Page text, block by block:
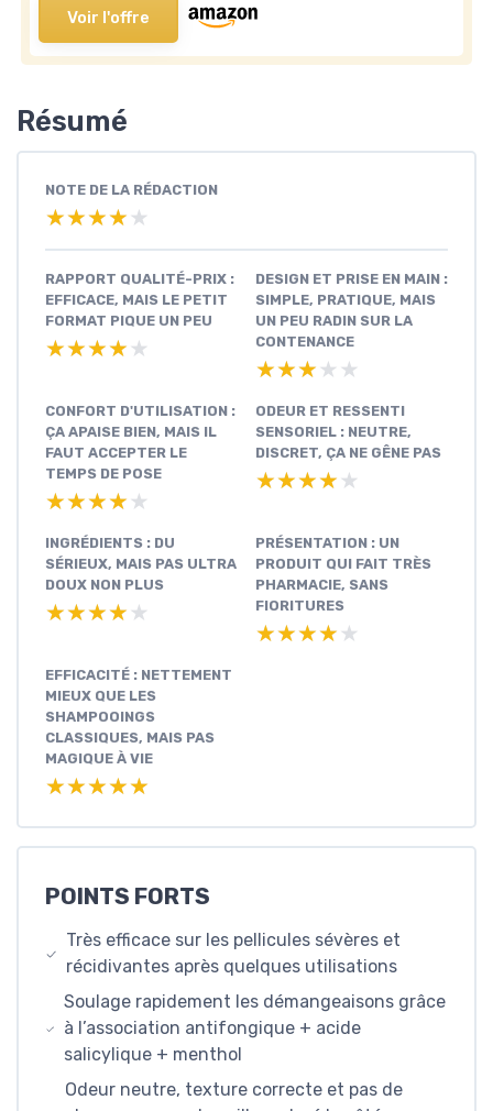
Voir l'offre
Résumé
NOTE DE LA RÉDACTION
★★★★★
★★★★★
RAPPORT QUALITÉ-PRIX :
EFFICACE, MAIS LE PETIT
FORMAT PIQUE UN PEU
★★★★★
★★★★★
DESIGN ET PRISE EN MAIN :
SIMPLE, PRATIQUE, MAIS
UN PEU RADIN SUR LA
CONTENANCE
★★★★★
★★★★★
CONFORT D'UTILISATION :
ÇA APAISE BIEN, MAIS IL
FAUT ACCEPTER LE
TEMPS DE POSE
★★★★★
★★★★★
ODEUR ET RESSENTI
SENSORIEL : NEUTRE,
DISCRET, ÇA NE GÊNE PAS
★★★★★
★★★★★
INGRÉDIENTS : DU
SÉRIEUX, MAIS PAS ULTRA
DOUX NON PLUS
★★★★★
★★★★★
PRÉSENTATION : UN
PRODUIT QUI FAIT TRÈS
PHARMACIE, SANS
FIORITURES
★★★★★
★★★★★
EFFICACITÉ : NETTEMENT
MIEUX QUE LES
SHAMPOOINGS
CLASSIQUES, MAIS PAS
MAGIQUE À VIE
★★★★★
★★★★★
POINTS FORTS
Très efficace sur les pellicules sévères et
récidivantes après quelques utilisations
Soulage rapidement les démangeaisons grâce
à l’association antifongique + acide
salicylique + menthol
Odeur neutre, texture correcte et pas de